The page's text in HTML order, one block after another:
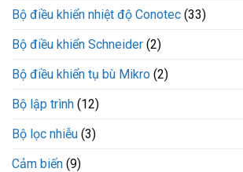
Bộ điều khiển nhiệt độ Conotec (33)
Bộ điều khiển Schneider (2)
Bộ điều khiển tụ bù Mikro (2)
Bộ lập trình (12)
Bộ lọc nhiễu (3)
Cảm biến (9)